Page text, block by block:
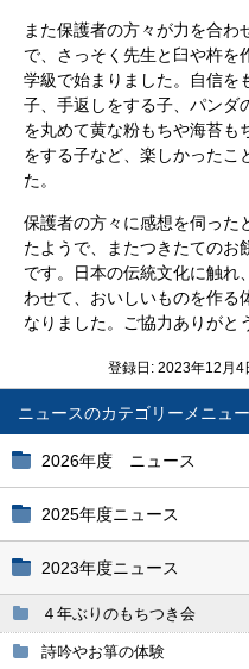
ニュース
2026年度 ニュース
2025年度ニュース
2023年度ニュース
４年ぶりのもちつき会
詩吟やお箏の体験
また保護者の方々が力を合わ
で、さっそく先生と臼や杵を
学級で始まりました。自信を
子、手返しをする子、パンダ
を丸めて黄な粉もちや海苔も
をする子など、楽しかったこ
た。
保護者の方々に感想を伺った
たようで、またつきたてのお
です。日本の伝統文化に触れ
わせて、おいしいものを作る
なりました。ご協力ありがと
登録日: 2023年12月